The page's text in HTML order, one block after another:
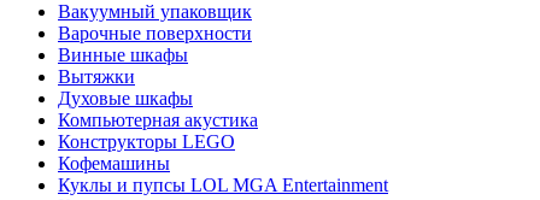
Вакуумный упаковщик
Варочные поверхности
Винные шкафы
Вытяжки
Духовые шкафы
Компьютерная акустика
Конструкторы LEGO
Кофемашины
Куклы и пупсы LOL MGA Entertainment